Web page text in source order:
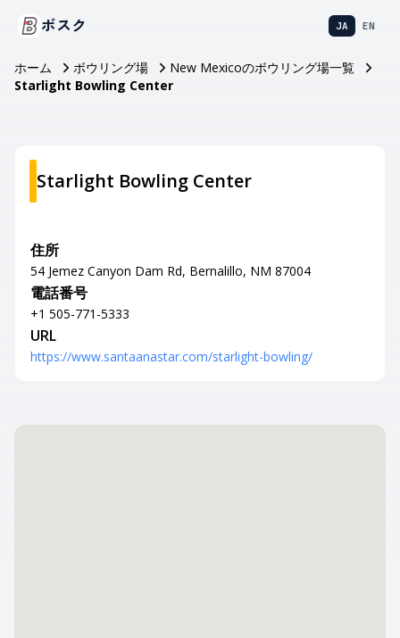
ボスク JA EN
ホーム ボウリング場
New Mexicoのボウリング場一覧
Starlight Bowling Center
Starlight Bowling Center
住所
54 Jemez Canyon Dam Rd, Bernalillo, NM 87004
電話番号
+1 505-771-5333
URL
https://www.santaanastar.com/starlight-bowling/